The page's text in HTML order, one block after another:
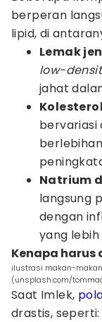
berperan
lipid, di
Lemak
low-
jahat
bervariasi
Natrium
langsung
dengan
yang lebih
Kenapa harus
ilustrasi makan-
(unsplash.com/
Saat Imlek,
drastis, seperti: